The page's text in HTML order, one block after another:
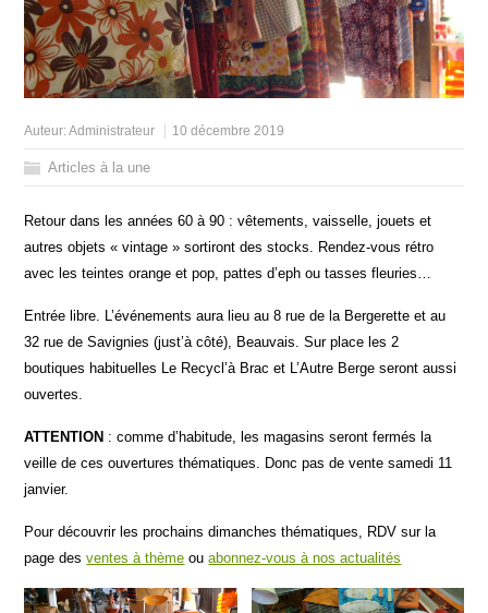
Auteur:Administrateur 10 décembre 2019
Articles à la une
Retour dans les années 60 à 90 : vêtements, vaisselle,jouetset
autres objets « vintage » sortiront des stocks. Rendez-vous rétro
avec les teintes orange et pop, pattes d’eph ou tasses fleuries…
Entrée libre. L’événements aura lieu au 8 rue de la Bergerette et au
32 rue de Savignies (just’à côté), Beauvais. Sur place les 2
boutiques habituelles Le Recycl’à Brac et L’Autre Berge seront aussi
ouvertes.
ATTENTION : comme d’habitude, les magasins seront fermés la
veille de ces ouvertures thématiques. Donc pas de vente samedi 11
janvier.
Pour découvrir les prochains dimanches thématiques, RDV sur la
page desventes à thème ouabonnez-vous à nos actualités